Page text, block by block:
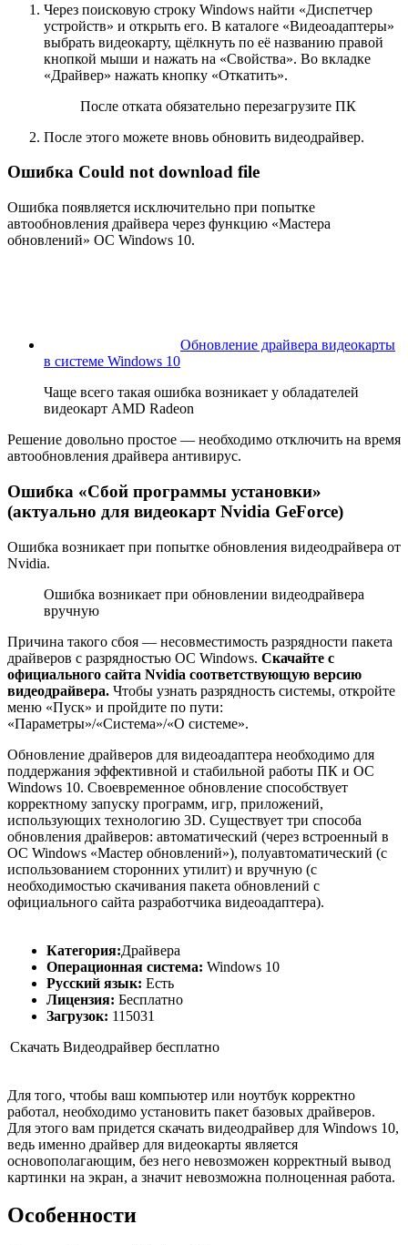
Через поисковую строку Windows найти «Диспетчер
устройств» и открыть его. В каталоге «Видеоадаптеры»
выбрать видеокарту, щёлкнуть по её названию правой
кнопкой мыши и нажать на «Свойства». Во вкладке
«Драйвер» нажать кнопку «Откатить».
После отката обязательно перезагрузите ПК
После этого можете вновь обновить видеодрайвер.
Ошибка Could not download file
Ошибка появляется исключительно при попытке
автообновления драйвера через функцию «Мастера
обновлений» ОС Windows 10.
Обновление драйвера видеокарты
в системе Windows 10
Чаще всего такая ошибка возникает у обладателей
видеокарт AMD Radeon
Решение довольно простое — необходимо отключить на время
автообновления драйвера антивирус.
Ошибка «Сбой программы установки»
(актуально для видеокарт Nvidia GeForce)
Ошибка возникает при попытке обновления видеодрайвера от
Nvidia.
Ошибка возникает при обновлении видеодрайвера
вручную
Причина такого сбоя — несовместимость разрядности пакета
драйверов с разрядностью ОС Windows. Скачайте с
официального сайта Nvidia соответствующую версию
видеодрайвера. Чтобы узнать разрядность системы, откройте
меню «Пуск» и пройдите по пути:
«Параметры»/«Система»/«О системе».
Обновление драйверов для видеоадаптера необходимо для
поддержания эффективной и стабильной работы ПК и ОС
Windows 10. Своевременное обновление способствует
корректному запуску программ, игр, приложений,
использующих технологию 3D. Существует три способа
обновления драйверов: автоматический (через встроенный в
ОС Windows «Мастер обновлений»), полуавтоматический (с
использованием сторонних утилит) и вручную (с
необходимостью скачивания пакета обновлений с
официального сайта разработчика видеоадаптера).
Категория:Драйвера
Операционная система: Windows 10
Русский язык: Есть
Лицензия: Бесплатно
Загрузок: 115031
Скачать Видеодрайвер бесплатно
Для того, чтобы ваш компьютер или ноутбук корректно
работал, необходимо установить пакет базовых драйверов.
Для этого вам придется скачать видеодрайвер для Windows 10,
ведь именно драйвер для видеокарты является
основополагающим, без него невозможен корректный вывод
картинки на экран, а значит невозможна полноценная работа.
Особенности